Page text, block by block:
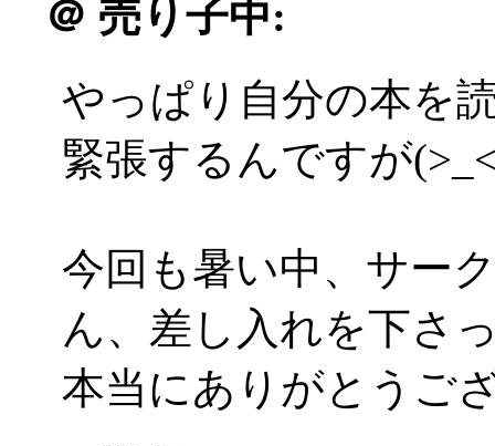
＠ 売り子中:
やっぱり自分の本を
緊張するんですが
今回も暑い中、サー
ん、差し入れを下さ
本当にありがとうご